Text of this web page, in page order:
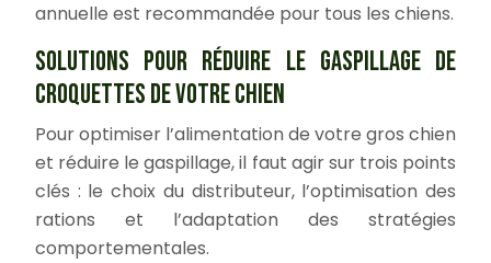
annuelle est recommandée pour tous les chiens.
SOLUTIONS POUR RÉDUIRE LE GASPILLAGE DE
CROQUETTES DE VOTRE CHIEN
Pour optimiser l’alimentation de votre gros chien
et réduire le gaspillage, il faut agir sur trois points
clés : le choix du distributeur, l’optimisation des
rations et l’adaptation des stratégies
comportementales.